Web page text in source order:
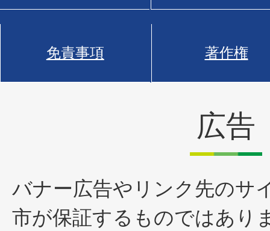
免責事項 著作権
広告
バナー広告やリンク先のサ
市が保証するものではあり